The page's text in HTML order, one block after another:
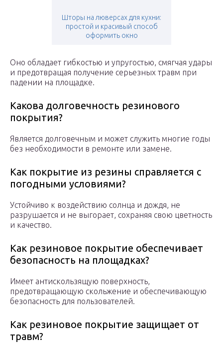
Шторы на люверсах для кухни:
простой и красивый способ
оформить окно
Оно обладает гибкостью и упругостью, смягчая удары
и предотвращая получение серьезных травм при
падении на площадке.
Какова долговечность резинового
покрытия?
Является долговечным и может служить многие годы
без необходимости в ремонте или замене.
Как покрытие из резины справляется с
погодными условиями?
Устойчиво к воздействию солнца и дождя, не
разрушается и не выгорает, сохраняя свою цветность
и качество.
Как резиновое покрытие обеспечивает
безопасность на площадках?
Имеет антискользящую поверхность,
предотвращающую скольжение и обеспечивающую
безопасность для пользователей.
Как резиновое покрытие защищает от
травм?